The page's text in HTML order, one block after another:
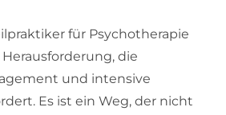
für Psychotherapie
die
und intensive
Es ist ein Weg, der nicht